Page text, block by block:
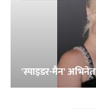
'स्पाइडर-मैन'